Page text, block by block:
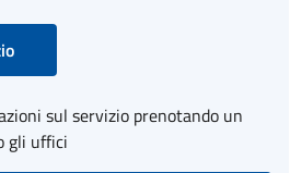
sul servizio prenotando un
gli uffici